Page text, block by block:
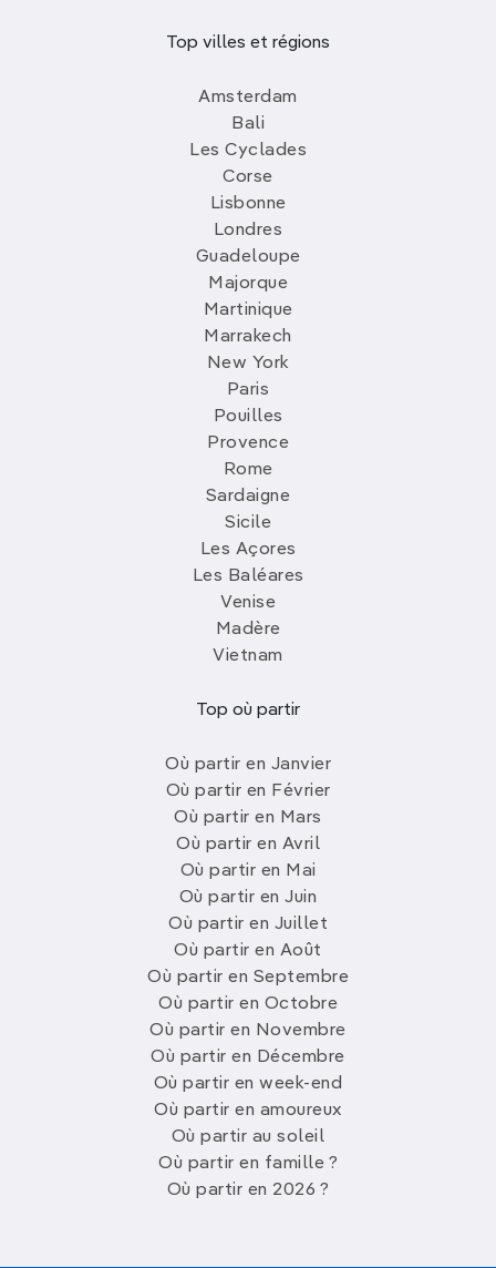
Top villes et régions
Amsterdam
Bali
Les Cyclades
Corse
Lisbonne
Londres
Guadeloupe
Majorque
Martinique
Marrakech
New York
Paris
Pouilles
Provence
Rome
Sardaigne
Sicile
Les Açores
Les Baléares
Venise
Madère
Vietnam
Top où partir
Où partir en Janvier
Où partir en Février
Où partir en Mars
Où partir en Avril
Où partir en Mai
Où partir en Juin
Où partir en Juillet
Où partir en Août
Où partir en Septembre
Où partir en Octobre
Où partir en Novembre
Où partir en Décembre
Où partir en week-end
Où partir en amoureux
Où partir au soleil
Où partir en famille ?
Où partir en 2026 ?